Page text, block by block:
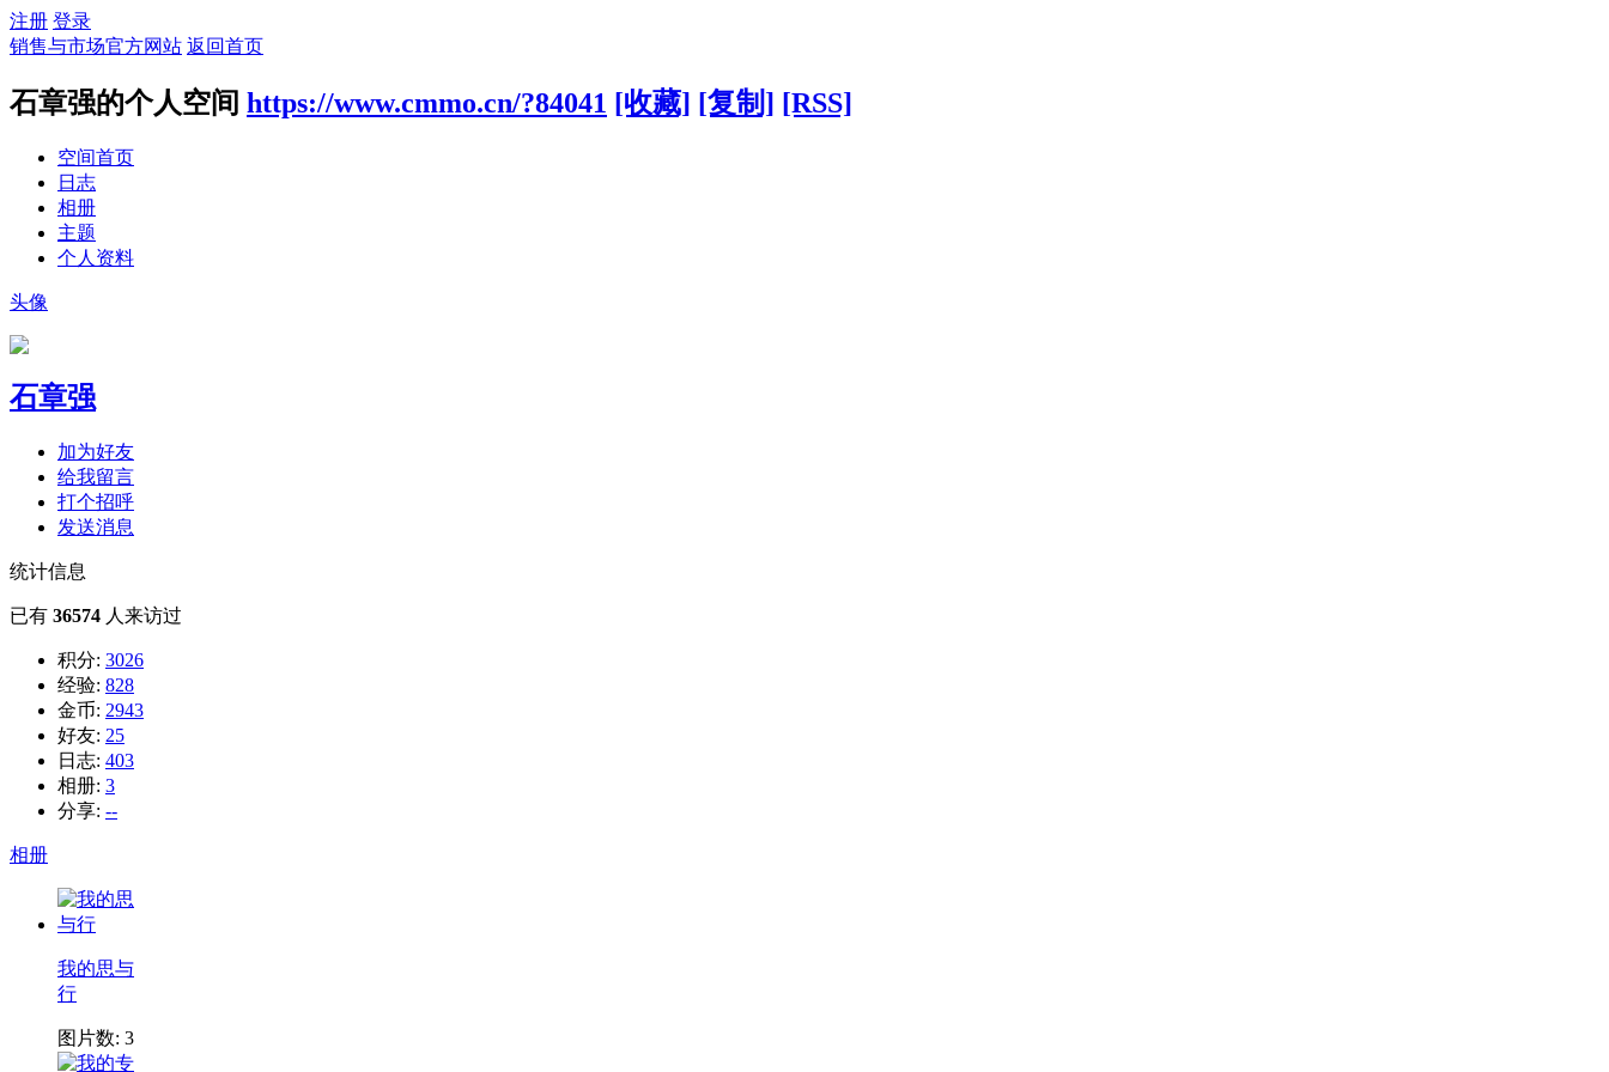
注册 登录
销售与市场官方网站 返回首页
石章强的个人空间 https://www.cmmo.cn/?84041 [收藏] [复制] [RSS]
空间首页
日志
相册
主题
个人资料
头像
石章强
加为好友
给我留言
打个招呼
发送消息
统计信息
已有 36574 人来访过
积分: 3026
经验: 828
金币: 2943
好友: 25
日志: 403
相册: 3
分享: --
相册
我的思与
行
图片数: 3